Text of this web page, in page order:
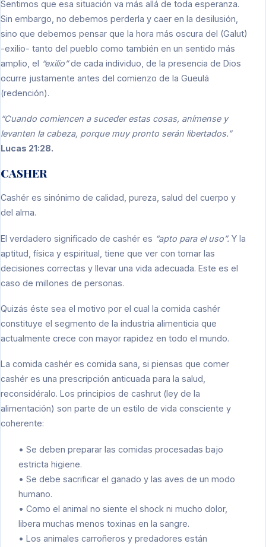
Sentimos que esa situación va más allá de toda esperanza.
Sin embargo, no debemos perderla y caer en la desilusión,
sino que debemos pensar que la hora más oscura del (Galut)
-exilio- tanto del pueblo como también en un sentido más
amplio, el “exilio”de cada individuo, de la presencia de Dios
ocurre justamente antes del comienzo de la Gueulá
(redención).
“Cuando comiencen a suceder estas cosas, anímense y
levanten la cabeza, porque muy pronto serán libertados.”
Lucas 21:28.
CASHER
Cashér es sinónimo de calidad, pureza, salud del cuerpo y
del alma.
El verdadero significado de cashér es “apto para el uso”. Y la
aptitud, física y espiritual, tiene que ver con tomar las
decisiones correctas y llevar una vida adecuada. Este es el
caso de millones de personas.
Quizás éste sea el motivo por el cual la comida cashér
constituye el segmento de la industria alimenticia que
actualmente crece con mayor rapidez en todo el mundo.
La comida cashér es comida sana, si piensas que comer
cashér es una prescripción anticuada para la salud,
reconsidéralo. Los principios de cashrut (ley de la
alimentación) son parte de un estilo de vida consciente y
coherente:
• Se deben preparar las comidas procesadas bajo
estricta higiene.
• Se debe sacrificar el ganado y las aves de un modo
humano.
• Como el animal no siente el shock ni mucho dolor,
libera muchas menos toxinas en la sangre.
• Los animales carroñeros y predadores están